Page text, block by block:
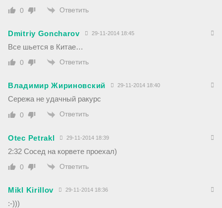
0 Ответить
Dmitriy Goncharov 29-11-2014 18:45
Все шьется в Китае…
0 Ответить
Владимир Жириновский 29-11-2014 18:40
Сережа не удачный ракурс
0 Ответить
Otec Petrakl 29-11-2014 18:39
2:32 Сосед на корвете проехал)
0 Ответить
Mikl Kirillov 29-11-2014 18:36
:-)))